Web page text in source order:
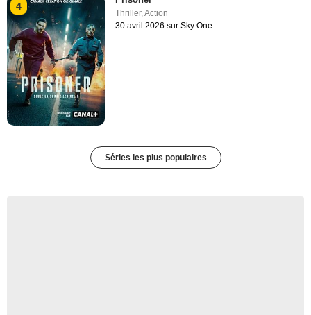
4
Thriller,Action
30 avril 2026 sur Sky One
Séries les plus populaires